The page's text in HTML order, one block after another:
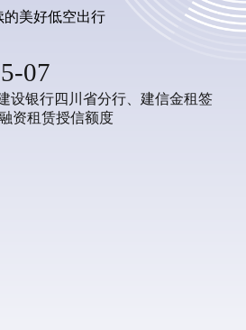
美好低空出行
07
设银行四川省分行、建信金租签
资租赁授信额度